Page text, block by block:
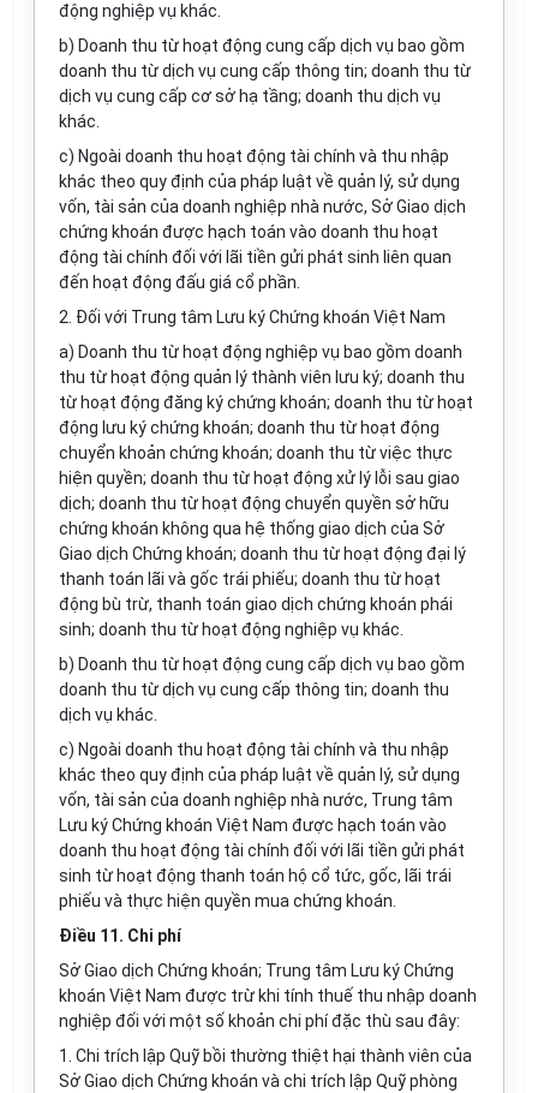
động nghiệp vụ khác
b) Doanh thu từ hoạt động cung cấp dịch vụ bao gồm
doanh thu từ dịch vụ cung cấp thông tin; doanh thu từ
dịch vụ cung cấp cơ sở hạ tầng; doanh thu dịch vụ
khác.
c) Ngoài doanh thu hoạt động tài chính và thu nhập
khác theo quy định của pháp luật về quản lý, sử dụng
vốn, tài sản của doanh nghiệp nhà nước, Sở Giao dịch
chứng khoán được hạch toán vào doanh thu hoạt
động tài chính đối với lãi tiền gửi phát sinh liên quan
đến hoạt động đấu giá cổ phần.
2. Đối với Trung tâm Lưu ký Chứng khoán Việt Nam
a) Doanh thu từ hoạt động nghiệp vụ bao gồm doanh
thu từ hoạt động quản lý thành viên lưu ký; doanh thu
từ hoạt động đăng ký chứng khoán; doanh thu từ hoạt
động lưu ký chứng khoán; doanh thu từ hoạt động
chuyển khoản chứng khoán; doanh thu từ việc thực
hiện quyền; doanh thu từ hoạt động xử lý lỗi sau giao
dịch; doanh thu từ hoạt động chuyển quyền sở hữu
chứng khoán không qua hệ thống giao dịch của Sở
Giao dịch Chứng khoán; doanh thu từ hoạt động đại lý
thanh toán lãi và gốc trái phiếu; doanh thu từ hoạt
động bù trừ, thanh toán giao dịch chứng khoán phái
sinh; doanh thu từ hoạt động nghiệp vụ khác.
b) Doanh thu từ hoạt động cung cấp dịch vụ bao gồm
doanh thu từ dịch vụ cung cấp thông tin; doanh thu
dịch vụ khác.
c) Ngoài doanh thu hoạt động tài chính và thu nhập
khác theo quy định của pháp luật về quản lý, sử dụng
vốn, tài sản của doanh nghiệp nhà nước, Trung tâm
Lưu kýChứng khoán Việt Nam được hạch toán vào
doanh thu hoạt động tài chính đối với lãi tiền gửi phát
sinh từ hoạt động thanh toán hộ cổ tức, gốc, lãi trái
phiếu và thực hiện quyền mua chứng khoán.
Điều 11. Chi phí
Sở Giao dịch Chứng khoán; Trung tâm Lưu ký Chứng
khoán Việt Nam được trừ khi tính thuế thu nhập doanh
nghiệp đối với một số khoản chi phí đặc thù sau đây:
1 Chi trích lập Quỹ bồi thường thiệt hại thành viên của
Sở Giao dịch Chứng khoán và chi trích lập Quỹ phòng